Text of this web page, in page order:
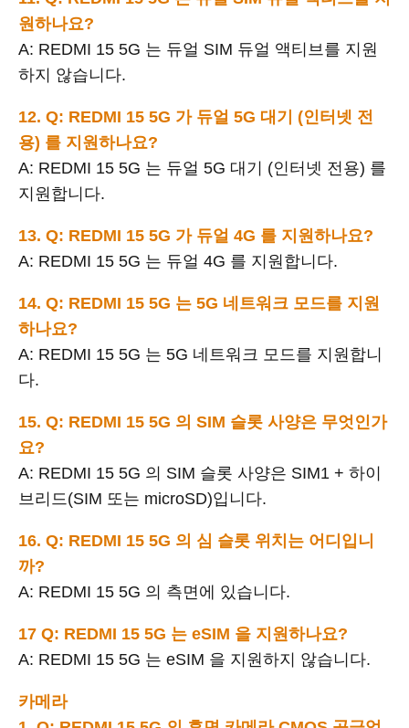
원하나요?
A: REDMI 15 5G 는 듀얼 SIM 듀얼 액티브를 지원
하지 않습니다.
12. Q: REDMI 15 5G 가 듀얼 5G 대기 (인터넷 전
용) 를 지원하나요?
A: REDMI 15 5G 는 듀얼 5G 대기 (인터넷 전용) 를
지원합니다.
13. Q: REDMI 15 5G 가 듀얼 4G 를 지원하나요?
A: REDMI 15 5G 는 듀얼 4G 를 지원합니다.
14. Q: REDMI 15 5G 는 5G 네트워크 모드를 지원
하나요?
A: REDMI 15 5G 는 5G 네트워크 모드를 지원합니
다.
15. Q: REDMI 15 5G 의 SIM 슬롯 사양은 무엇인가
요?
A: REDMI 15 5G 의 SIM 슬롯 사양은 SIM1 + 하이
브리드(SIM 또는 microSD)입니다.
16. Q: REDMI 15 5G 의 심 슬롯 위치는 어디입니
까?
A: REDMI 15 5G 의 측면에 있습니다.
17 Q: REDMI 15 5G 는 eSIM 을 지원하나요?
A: REDMI 15 5G 는 eSIM 을 지원하지 않습니다.
카메라